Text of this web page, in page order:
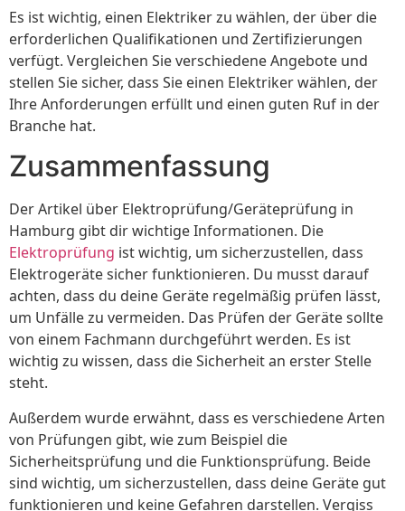
Es ist wichtig, einen Elektriker zu wählen, der über die
erforderlichen Qualifikationen und Zertifizierungen
verfügt. Vergleichen Sie verschiedene Angebote und
stellen Sie sicher, dass Sie einen Elektriker wählen, der
Ihre Anforderungen erfüllt und einen guten Ruf in der
Branche hat.
Zusammenfassung
Der Artikel über Elektroprüfung/Geräteprüfung in
Hamburg gibt dir wichtige Informationen. Die
Elektroprüfung ist wichtig, um sicherzustellen, dass
Elektrogeräte sicher funktionieren. Du musst darauf
achten, dass du deine Geräte regelmäßig prüfen lässt,
um Unfälle zu vermeiden. Das Prüfen der Geräte sollte
von einem Fachmann durchgeführt werden. Es ist
wichtig zu wissen, dass die Sicherheit an erster Stelle
steht.
Außerdem wurde erwähnt, dass es verschiedene Arten
von Prüfungen gibt, wie zum Beispiel die
Sicherheitsprüfung und die Funktionsprüfung. Beide
sind wichtig, um sicherzustellen, dass deine Geräte gut
funktionieren und keine Gefahren darstellen. Vergiss